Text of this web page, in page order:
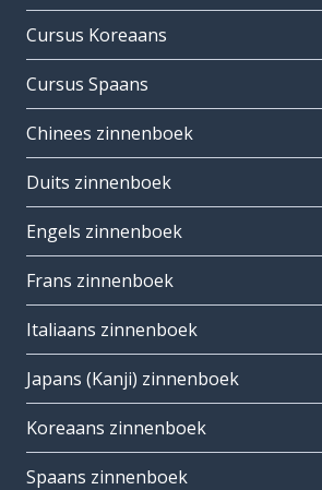
Cursus Koreaans
Cursus Spaans
Chinees zinnenboek
Duits zinnenboek
Engels zinnenboek
Frans zinnenboek
Italiaans zinnenboek
Japans (Kanji) zinnenboek
Koreaans zinnenboek
Spaans zinnenboek